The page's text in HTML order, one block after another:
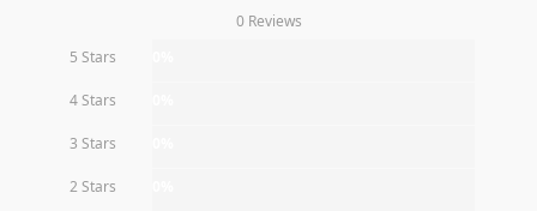
0 Reviews
5 Stars
4 Stars
3 Stars
2 Stars